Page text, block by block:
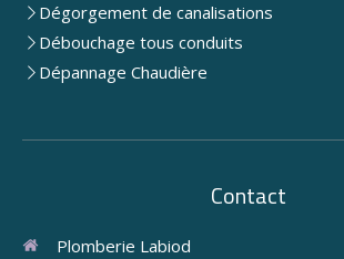
Dégorgement de canalisations
Débouchage tous conduits
Dépannage Chaudière
Contact
Plomberie Labiod